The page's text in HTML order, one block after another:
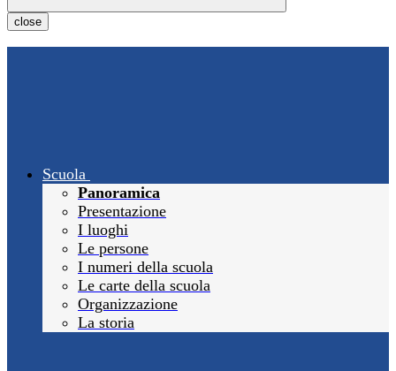
close
Scuola
Panoramica
Presentazione
I luoghi
Le persone
I numeri della scuola
Le carte della scuola
Organizzazione
La storia